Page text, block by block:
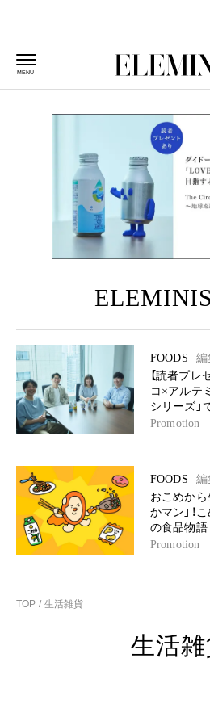
MENU
FOODS
編
【読者プレ
コ×アルテ
シリーズ」
Promotion
FOODS
編
おこめから
かマン」！
の食品物語
Promotion
TOP 生活雑貨
生活